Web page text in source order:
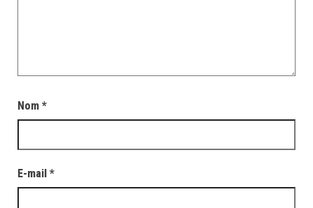
Nom *
E-mail *